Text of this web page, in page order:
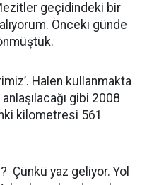
geçidindeki bir
Önceki günde
Halen kullanmakta
gibi 2008
kilometresi 561
Çünkü yaz geliyor. Yol